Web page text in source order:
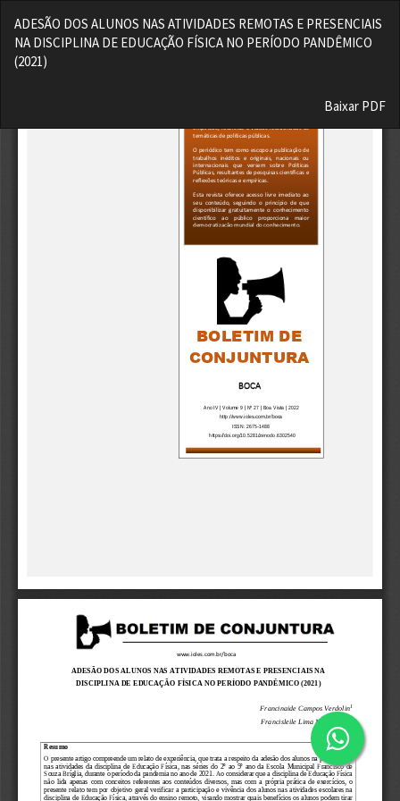
aos
Detalhes
ADESÃO DOS ALUNOS NAS ATIVIDADES REMOTAS E PRESENCIAIS
NA DISCIPLINA DE EDUCAÇÃO FÍSICA NO PERÍODO PANDÊMICO
(2021)
Baixar
Baixar PDF